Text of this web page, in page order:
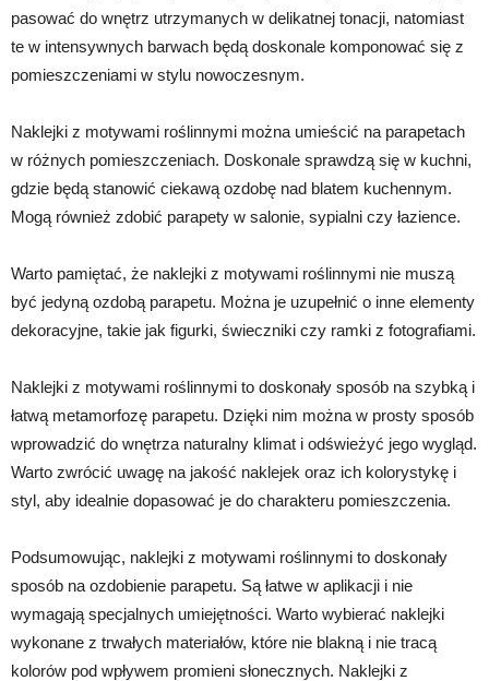
pasować do wnętrz utrzymanych w delikatnej tonacji, natomiast
te w intensywnych barwach będą doskonale komponować się z
pomieszczeniami w stylu nowoczesnym.
Naklejki z motywami roślinnymi można umieścić na parapetach
w różnych pomieszczeniach. Doskonale sprawdzą się w kuchni,
gdzie będą stanowić ciekawą ozdobę nad blatem kuchennym.
Mogą również zdobić parapety w salonie, sypialni czy łazience.
Warto pamiętać, że naklejki z motywami roślinnymi nie muszą
być jedyną ozdobą parapetu. Można je uzupełnić o inne elementy
dekoracyjne, takie jak figurki, świeczniki czy ramki z fotografiami.
Naklejki z motywami roślinnymi to doskonały sposób na szybką i
łatwą metamorfozę parapetu. Dzięki nim można w prosty sposób
wprowadzić do wnętrza naturalny klimat i odświeżyć jego wygląd.
Warto zwrócić uwagę na jakość naklejek oraz ich kolorystykę i
styl, aby idealnie dopasować je do charakteru pomieszczenia.
Podsumowując, naklejki z motywami roślinnymi to doskonały
sposób na ozdobienie parapetu. Są łatwe w aplikacji i nie
wymagają specjalnych umiejętności. Warto wybierać naklejki
wykonane z trwałych materiałów, które nie blakną i nie tracą
kolorów pod wpływem promieni słonecznych. Naklejki z